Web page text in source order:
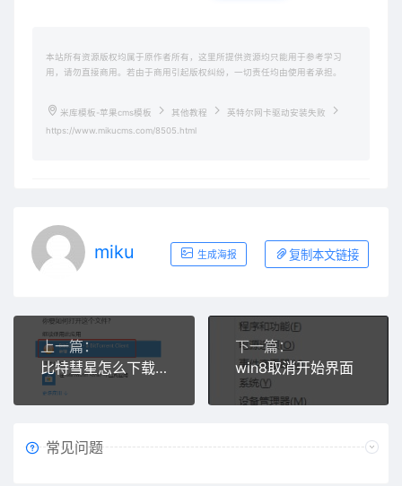
本站所有资源版权均属于原作者所有，这里所提供资源均只能用于参考学习
用，请勿直接商用。若由于商用引起版权纠纷，一切责任均由使用者承担。
米库模板-苹果cms模板 其他教程
英特尔网卡驱动安装失败
https://www.mikucms.com/8505.html
miku 生成海报 复制本文链接
上一篇：
比特彗星怎么下载东西
下一篇：
win8取消开始界面
常见问题